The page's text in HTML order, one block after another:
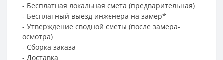
- Бесплатная локальная смета (предварительная)
- Бесплатный выезд инженера на замер*
- Утверждение сводной сметы (после замера-
осмотра)
- Сборка заказа
- Доставка